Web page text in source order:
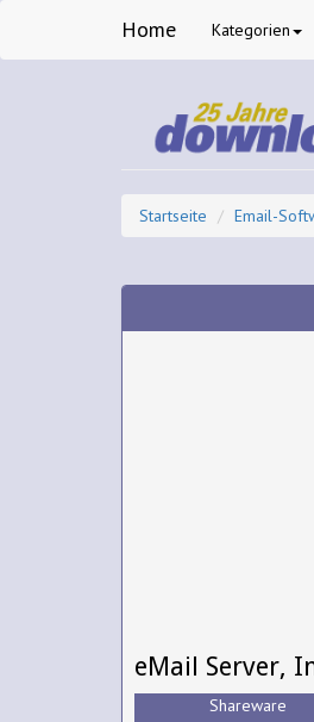
Home Kategorien
Startseite Email-
eMail Server,
Shareware